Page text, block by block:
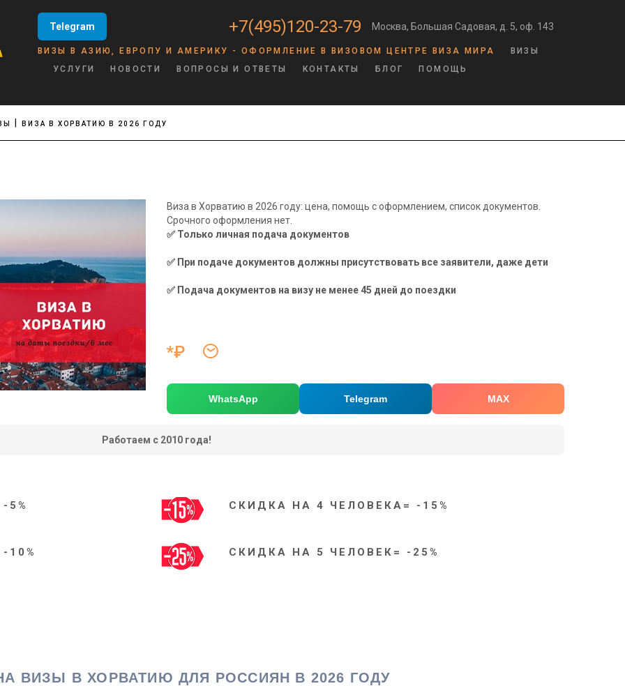
Москва, Большая Садовая, д. 5, оф. 143
+7(495)120-23-79
Telegram
ВИЗЫ В АЗИЮ, ЕВРОПУ И АМЕРИКУ - ОФОРМЛЕНИЕ В ВИЗОВОМ ЦЕНТРЕ ВИЗА МИРА
ВИЗЫ
УСЛУГИ
НОВОСТИ ВОПРОСЫ И ОТВЕТЫ КОНТАКТЫ БЛОГ ПОМОЩЬ
ВИЗА В ХОРВАТИЮ В 2026 ГОДУ
Виза в Хорватию в 2026 году: цена, помощь с оформлением, список документов.
Срочного оформления нет.
✅ Только личная подача документов
✅ При подаче документов должны присутствовать все заявители, даже дети
✅ Подача документов на визу не менее 45 дней до поездки
*₽
WhatsApp Telegram MAX
Работаем с 2010 года!
СКИДКА НА 4 ЧЕЛОВЕКА= -15%
СКИДКА НА 5 ЧЕЛОВЕК= -25%
ВИЗЫ В ХОРВАТИЮ ДЛЯ РОССИЯН В 2026 ГОДУ